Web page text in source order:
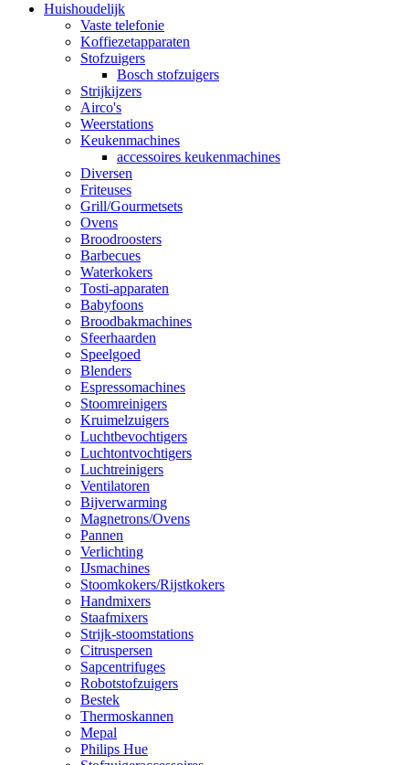
Huishoudelijk
Vaste telefonie
Koffiezetapparaten
Stofzuigers
Bosch stofzuigers
Strijkijzers
Airco's
Weerstations
Keukenmachines
accessoires keukenmachines
Diversen
Friteuses
Grill/Gourmetsets
Ovens
Broodroosters
Barbecues
Waterkokers
Tosti-apparaten
Babyfoons
Broodbakmachines
Sfeerhaarden
Speelgoed
Blenders
Espressomachines
Stoomreinigers
Kruimelzuigers
Luchtbevochtigers
Luchtontvochtigers
Luchtreinigers
Ventilatoren
Bijverwarming
Magnetrons/Ovens
Pannen
Verlichting
IJsmachines
Stoomkokers/Rijstkokers
Handmixers
Staafmixers
Strijk-stoomstations
Citruspersen
Sapcentrifuges
Robotstofzuigers
Bestek
Thermoskannen
Mepal
Philips Hue